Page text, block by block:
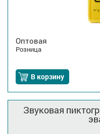
Оптовая
Розница
В корзину
Звуковая